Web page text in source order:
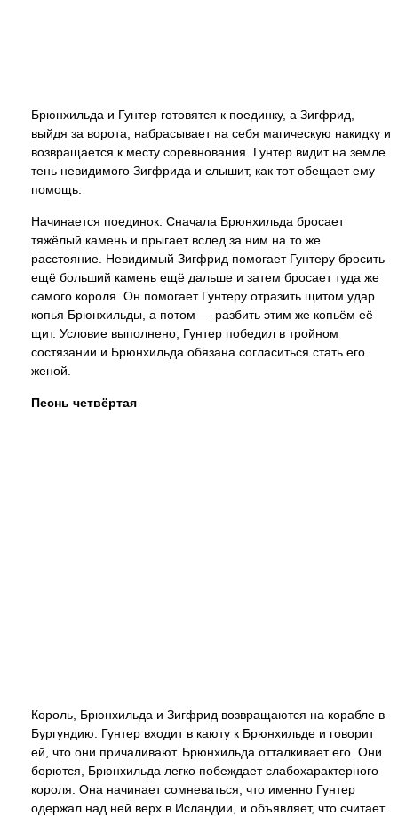
Брюнхильда и Гунтер готовятся к поединку, а Зигфрид,
выйдя за ворота, набрасывает на себя магическую накидку и
возвращается к месту соревнования. Гунтер видит на земле
тень невидимого Зигфрида и слышит, как тот обещает ему
помощь.
Начинается поединок. Сначала Брюнхильда бросает
тяжёлый камень и прыгает вслед за ним на то же
расстояние. Невидимый Зигфрид помогает Гунтеру бросить
ещё больший камень ещё дальше и затем бросает туда же
самого короля. Он помогает Гунтеру отразить щитом удар
копья Брюнхильды, а потом — разбить этим же копьём её
щит. Условие выполнено, Гунтер победил в тройном
состязании и Брюнхильда обязана согласиться стать его
женой.
Песнь четвёртая
Король, Брюнхильда и Зигфрид возвращаются на корабле в
Бургундию. Гунтер входит в каюту к Брюнхильде и говорит
ей, что они причаливают. Брюнхильда отталкивает его. Они
борются, Брюнхильда легко побеждает слабохарактерного
короля. Она начинает сомневаться, что именно Гунтер
одержал над ней верх в Исландии, и объявляет, что считает